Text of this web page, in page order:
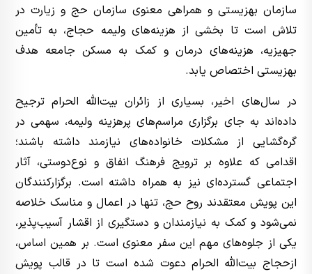
سازمان بهزیستی و همراهی معنوی سازمان حج و زیارت در
تلاش است تا بخشی از هزینه‌های ولیمه حجاج، به تأمین
جهیزیه، هزینه‌های درمان و کمک به مسکن جامعه هدف
بهزیستی اختصاص یابد.
در سال‌های اخیر، بسیاری از زائران بیت‌الله الحرام ترجیح
داده‌اند به جای برگزاری مراسم‌های پرهزینه ولیمه، سهمی در
گره‌گشایی از مشکلات خانواده‌های نیازمند داشته باشند؛
اقدامی که علاوه بر ترویج فرهنگ انفاق و نوع‌دوستی، آثار
اجتماعی گسترده‌ای نیز به همراه داشته است. برگزارکنندگان
این پویش معتقدند روح حج، تنها در اعمال و مناسک خلاصه
نمی‌شود و کمک به نیازمندان و دستگیری از اقشار آسیب‌پذیر،
یکی از جلوه‌های مهم این سفر معنوی است. بر همین اساس،
ازحجاج بیت‌الله الحرام دعوت شده است تا در قالب پویش